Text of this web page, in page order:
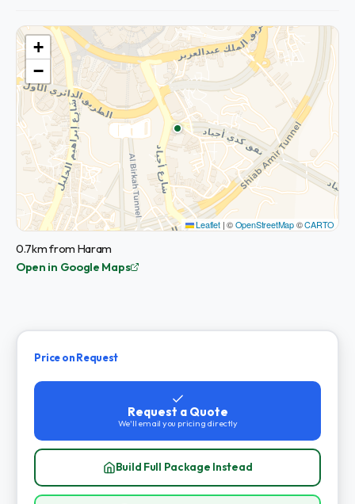
+
−
Leaflet |©OpenStreetMap©CARTO
0.7km from Haram
Open in Google Maps
Price on Request
Request a Quote
We'll email you pricing directly
Build Full Package Instead